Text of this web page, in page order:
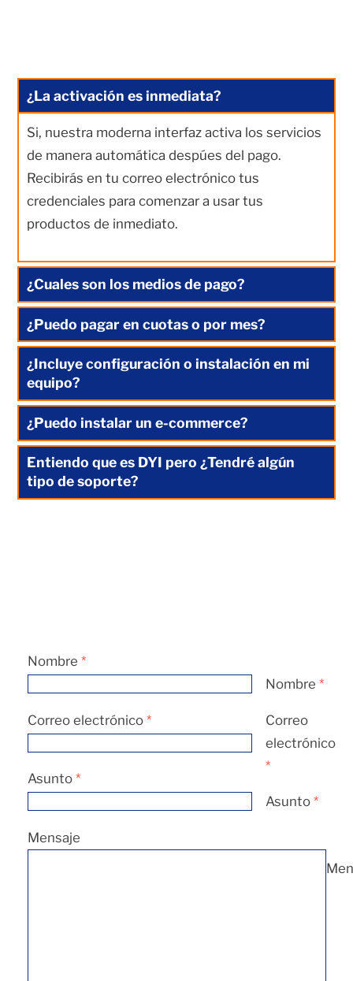
¿La activación es inmediata?
Si, nuestra moderna interfaz activa los servicios
de manera automática despúes del pago.
Recibirás en tu correo electrónico tus
credenciales para comenzar a usar tus
productos de inmediato.
¿Cuales son los medios de pago?
¿Puedo pagar en cuotas o por mes?
¿Incluye configuración o instalación en mi
equipo?
¿Puedo instalar un e-commerce?
Entiendo que es DYI pero ¿Tendré algún
tipo de soporte?
Nombre *
Nombre *
Correo electrónico *
Correo
electrónico
*
Asunto *
Asunto *
Mensaje